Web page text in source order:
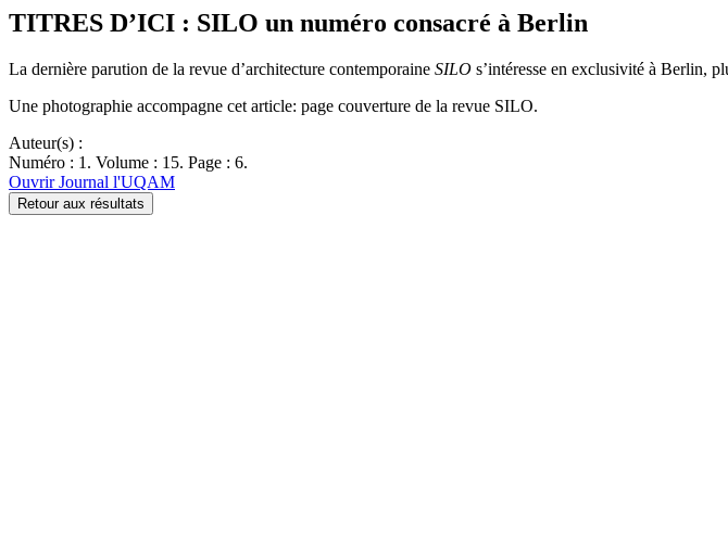
TITRES D’ICI : SILO un numéro consacré à Berlin
La dernière parution de la revue d’architecture contemporaine SILO s’intéresse en exclusivité à Berlin,
Une photographie accompagne cet article: page couverture de la revue SILO.
Auteur(s) :
Numéro : 1. Volume : 15. Page : 6.
Ouvrir Journal l'UQAM
Retour aux résultats